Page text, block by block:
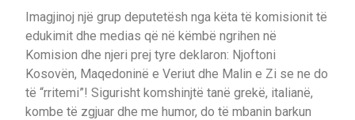
Imagjinoj një grup deputetësh nga këta të komisionit të
edukimit dhe medias që në këmbë ngrihen në
Komision dhe njeri prej tyre deklaron: Njoftoni
Kosovën, Maqedoninë e Veriut dhe Malin e Zi se ne do
të “rritemi”! Sigurisht komshinjtë tanë grekë, italianë,
kombe të zgjuar dhe me humor, do të mbanin barkun